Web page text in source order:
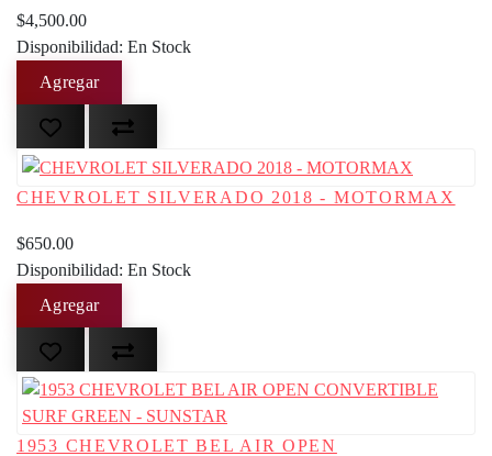
$4,500.00
Disponibilidad: En Stock
CHEVROLET SILVERADO 2018 - MOTORMAX
$650.00
Disponibilidad: En Stock
1953 CHEVROLET BEL AIR OPEN